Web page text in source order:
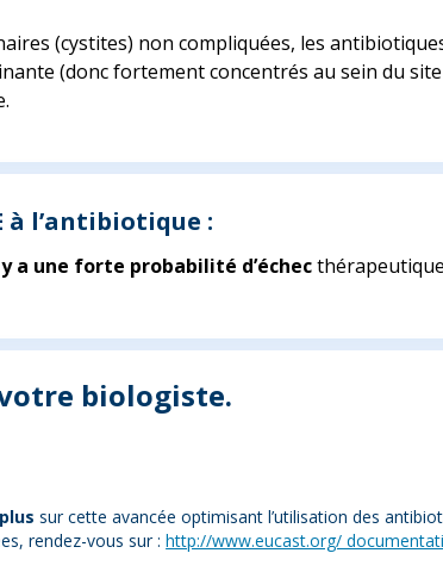
(cystites) non compliquées, les
(donc fortement concentrés au sein du
à l’antibiotique :
a une forte probabilité d’échecthérapeutique
biologiste.
sur cette avancée optimisant l’utilisation des
rendez-vous sur :http://www.eucast.org/